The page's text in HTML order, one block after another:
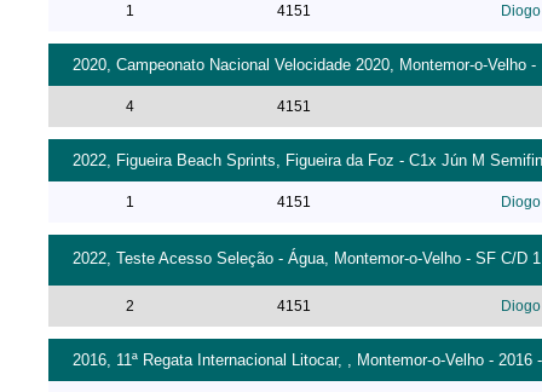
1 4151
2020, Campeonato Nacional Velocidade 2020, Montemor-o-Velho
4 4151
2022, Figueira Beach Sprints, Figueira da Foz - C1x Jún M
1 4151
2022, Teste Acesso Seleção - Água, Montemor-o-Velho - SF C/D
2 4151
2016, 11ª Regata Internacional Litocar, , Montemor-o-Velho -